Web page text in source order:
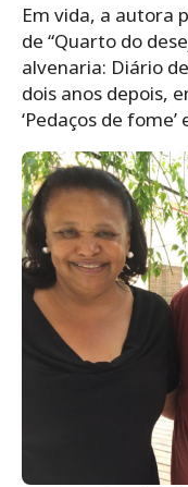
Em vida, a autora
de “Quarto do
alvenaria: Diário
dois anos depois,
‘Pedaços de fome’